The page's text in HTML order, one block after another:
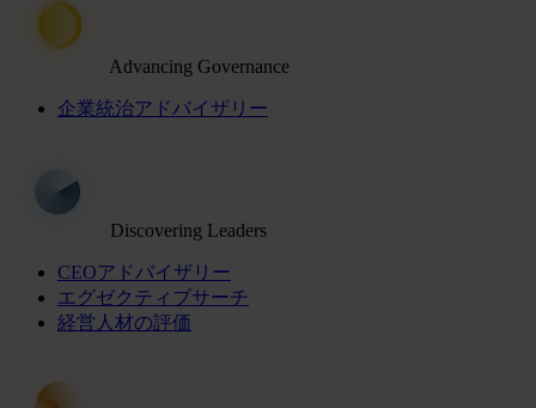
Advancing Governance
企業統治アドバイザリー
Discovering Leaders
CEOアドバイザリー
エグゼクティブサーチ
経営人材の評価